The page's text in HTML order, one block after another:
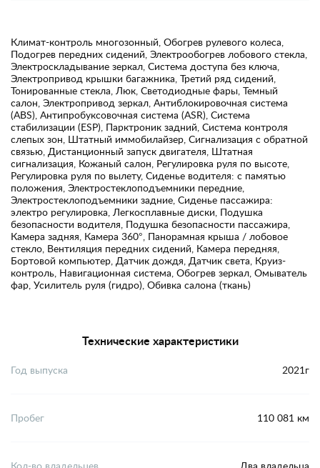
Климат-контроль многозонный, Обогрев рулевого колеса,
Подогрев передних сидений, Электрообогрев лобового стекла,
Электроскладывание зеркал, Система доступа без ключа,
Электропривод крышки багажника, Третий ряд сидений,
Тонированные стекла, Люк, Светодиодные фары, Темный
салон, Электропривод зеркал, Антиблокировочная система
(ABS), Антипробуксовочная система (ASR), Система
стабилизации (ESP), Парктроник задний, Система контроля
слепых зон, Штатный иммобилайзер, Сигнализация с обратной
связью, Дистанционный запуск двигателя, Штатная
сигнализация, Кожаный салон, Регулировка руля по высоте,
Регулировка руля по вылету, Сиденье водителя: с памятью
положения, Электростеклоподъемники передние,
Электростеклоподъемники задние, Сиденье пассажира:
электро регулировка, Легкосплавные диски, Подушка
безопасности водителя, Подушка безопасности пассажира,
Камера задняя, Камера 360°, Панорамная крыша / лобовое
стекло, Вентиляция передних сидений, Камера передняя,
Бортовой компьютер, Датчик дождя, Датчик света, Круиз-
контроль, Навигационная система, Обогрев зеркал, Омыватель
фар, Усилитель руля (гидро), Обивка салона (ткань)
Технические характеристики
Год выпуска 2021г
Пробег 110 081 км